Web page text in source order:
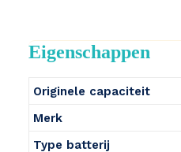
Eigenschappen
Originele capaciteit
Merk
Type batterij